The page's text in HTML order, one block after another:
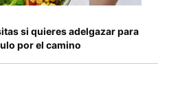
si quieres adelgazar para
por el camino